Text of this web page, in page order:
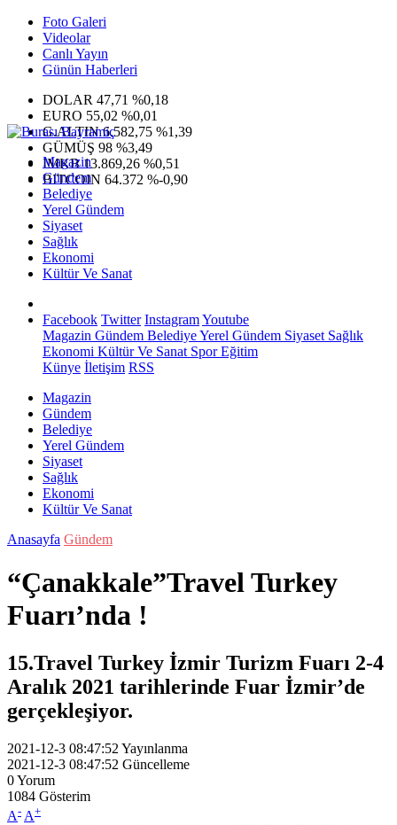
Foto Galeri
Videolar
Canlı Yayın
Günün Haberleri
DOLAR 47,71 %0,18
EURO 55,02 %0,01
G.ALTIN6.582,75 %1,39
GÜMÜŞ 98 %3,49
IMKB13.869,26 %0,51
BITCOIN 64.372 %-0,90
Magazin
Gündem
Belediye
Yerel Gündem
Siyaset
Sağlık
Ekonomi
Kültür Ve Sanat
Facebook Twitter InstagramYoutube
Magazin Gündem BelediyeYerel Gündem Siyaset Sağlık
Ekonomi Kültür Ve Sanat SporEğitim
Künye İletişim RSS
Magazin
Gündem
Belediye
Yerel Gündem
Siyaset
Sağlık
Ekonomi
Kültür Ve Sanat
Anasayfa Gündem
“Çanakkale”Travel Turkey
Fuarı’nda !
15.Travel Turkey İzmir Turizm Fuarı 2-4
Aralık 2021 tarihlerinde Fuar İzmir’de
gerçekleşiyor.
2021-12-3 08:47:52 Yayınlanma
2021-12-3 08:47:52 Güncelleme
0Yorum
1084 Gösterim
A- A+